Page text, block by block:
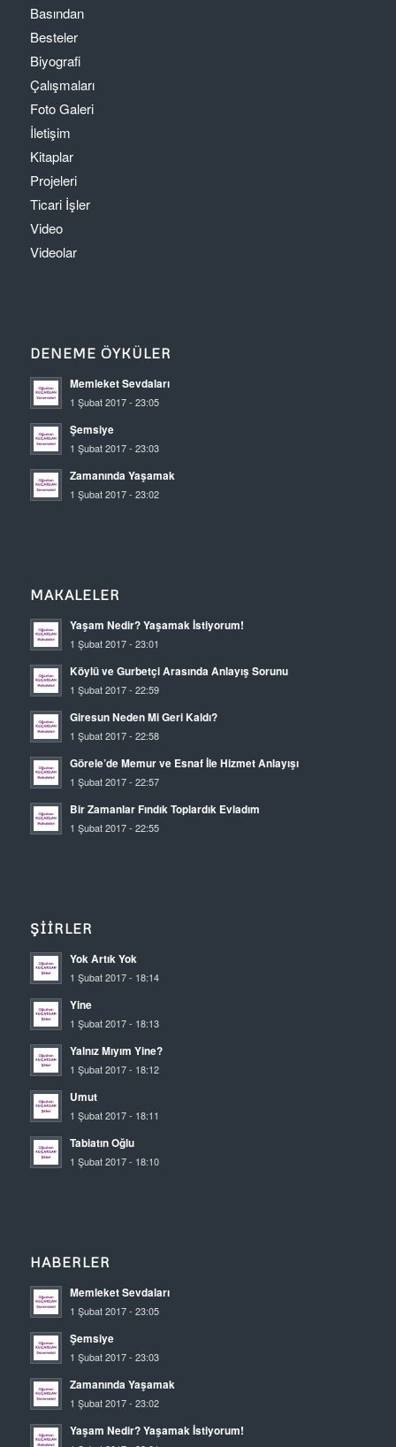
Basından
Besteler
Biyografi
Çalışmaları
Foto Galeri
İletişim
Kitaplar
Projeleri
Ticari İşler
Video
Videolar
DENEME ÖYKÜLER
Memleket Sevdaları
1 Şubat 2017 - 23:05
Şemsiye
1 Şubat 2017 - 23:03
Zamanında Yaşamak
1 Şubat 2017 - 23:02
MAKALELER
Yaşam Nedir? Yaşamak İstiyorum!
1 Şubat 2017 - 23:01
Köylü ve Gurbetçi Arasında Anlayış Sorunu
1 Şubat 2017 - 22:59
Giresun Neden Mi Geri Kaldı?
1 Şubat 2017 - 22:58
Görele’de Memur ve Esnaf İle Hizmet Anlayışı
1 Şubat 2017 - 22:57
Bir Zamanlar Fındık Toplardık Evladım
1 Şubat 2017 - 22:55
ŞIIRLER
Yok Artık Yok
1 Şubat 2017 - 18:14
Yine
1 Şubat 2017 - 18:13
Yalnız Mıyım Yine?
1 Şubat 2017 - 18:12
Umut
1 Şubat 2017 - 18:11
Tabiatın Oğlu
1 Şubat 2017 - 18:10
HABERLER
Memleket Sevdaları
1 Şubat 2017 - 23:05
Şemsiye
1 Şubat 2017 - 23:03
Zamanında Yaşamak
1 Şubat 2017 - 23:02
Yaşam Nedir? Yaşamak İstiyorum!